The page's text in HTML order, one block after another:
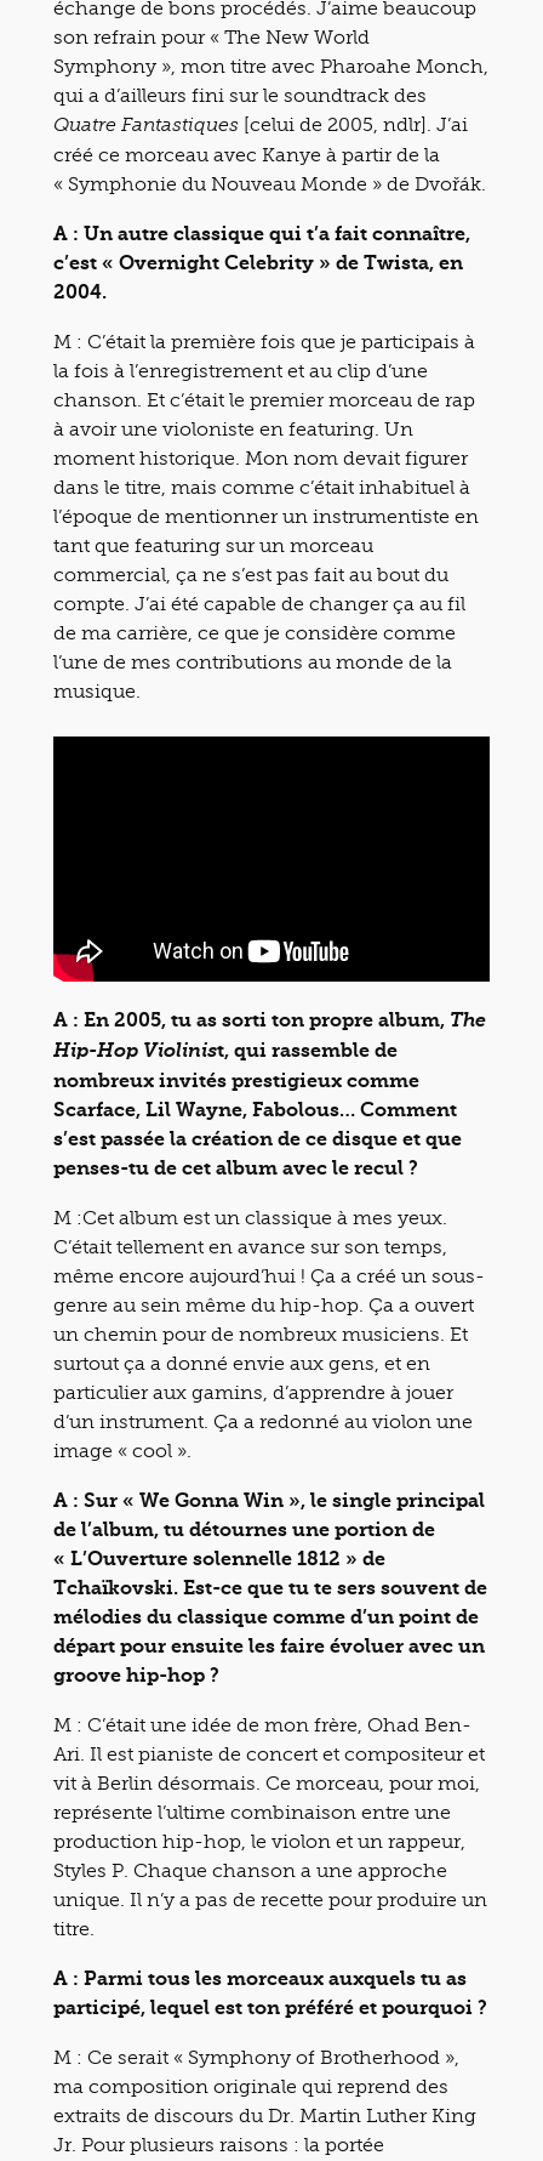
échange de bons procédés. J’aime beaucoup
son refrain pour « The New World
Symphony », mon titre avec Pharoahe Monch,
qui a d’ailleurs fini sur le soundtrack des
Quatre Fantastiques [celui de 2005, ndlr]. J’ai
créé ce morceau avec Kanye à partir de la
« Symphonie du Nouveau Monde » de Dvořák.
A : Un autre classique qui t’a fait connaître,
c’est « Overnight Celebrity » de Twista, en
2004.
M : C’était la première fois que je participais à
la fois à l’enregistrement et au clip d’une
chanson. Et c’était le premier morceau de rap
à avoir une violoniste en featuring. Un
moment historique. Mon nom devait figurer
dans le titre, mais comme c’était inhabituel à
l’époque de mentionner un instrumentiste en
tant que featuring sur un morceau
commercial, ça ne s’est pas fait au bout du
compte. J’ai été capable de changer ça au fil
de ma carrière, ce que je considère comme
l’une de mes contributions au monde de la
musique.
A : En 2005, tu as sorti ton propre album, The
Hip-Hop Violinist, qui rassemble de
nombreux invités prestigieux comme
Scarface, Lil Wayne, Fabolous… Comment
s’est passée la création de ce disque et que
penses-tu de cet album avec le recul ?
M :Cet album est un classique à mes yeux.
C’était tellement en avance sur son temps,
même encore aujourd’hui ! Ça a créé un sous-
genre au sein même du hip-hop. Ça a ouvert
un chemin pour de nombreux musiciens. Et
surtout ça a donné envie aux gens, et en
particulier aux gamins, d’apprendre à jouer
d’un instrument. Ça a redonné au violon une
image « cool ».
A : Sur « We Gonna Win », le single principal
de l’album, tu détournes une portion de
« L’Ouverture solennelle 1812 » de
Tchaïkovski. Est-ce que tu te sers souvent de
mélodies du classique comme d’un point de
départ pour ensuite les faire évoluer avec un
groove hip-hop ?
M : C’était une idée de mon frère, Ohad Ben-
Ari. Il est pianiste de concert et compositeur et
vit à Berlin désormais. Ce morceau, pour moi,
représente l’ultime combinaison entre une
production hip-hop, le violon et un rappeur,
Styles P. Chaque chanson a une approche
unique. Il n’y a pas de recette pour produire un
titre.
A : Parmi tous les morceaux auxquels tu as
participé, lequel est ton préféré et pourquoi ?
M : Ce serait « Symphony of Brotherhood »,
ma composition originale qui reprend des
extraits de discours du Dr. Martin Luther King
Jr. Pour plusieurs raisons : la portée